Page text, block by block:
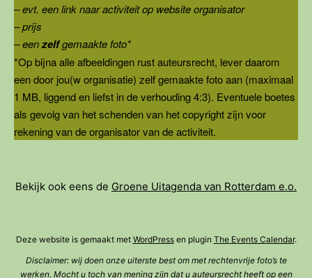
– evt. een link naar activiteit op website organisator
– prijs
– eenzelfgemaakte foto*
*Op bijna alle afbeeldingen rust auteursrecht, lever daarom
een door jou(w organisatie) zelf gemaakte foto aan (maximaal
1 MB, liggend en liefst in de verhouding 4:3). Eventuele boetes
als gevolg van het schenden van het copyright zijn voor
rekening van de organisator van de activiteit.
Bekijk ook eens de Groene Uitagenda van Rotterdam e.o.
Deze website is gemaakt met WordPressen plugin The Events Calendar.
Disclaimer: wij doen onze uiterste best om met rechtenvrije foto’s te
werken. Mocht u toch van mening zijn dat u auteursrecht heeft op een